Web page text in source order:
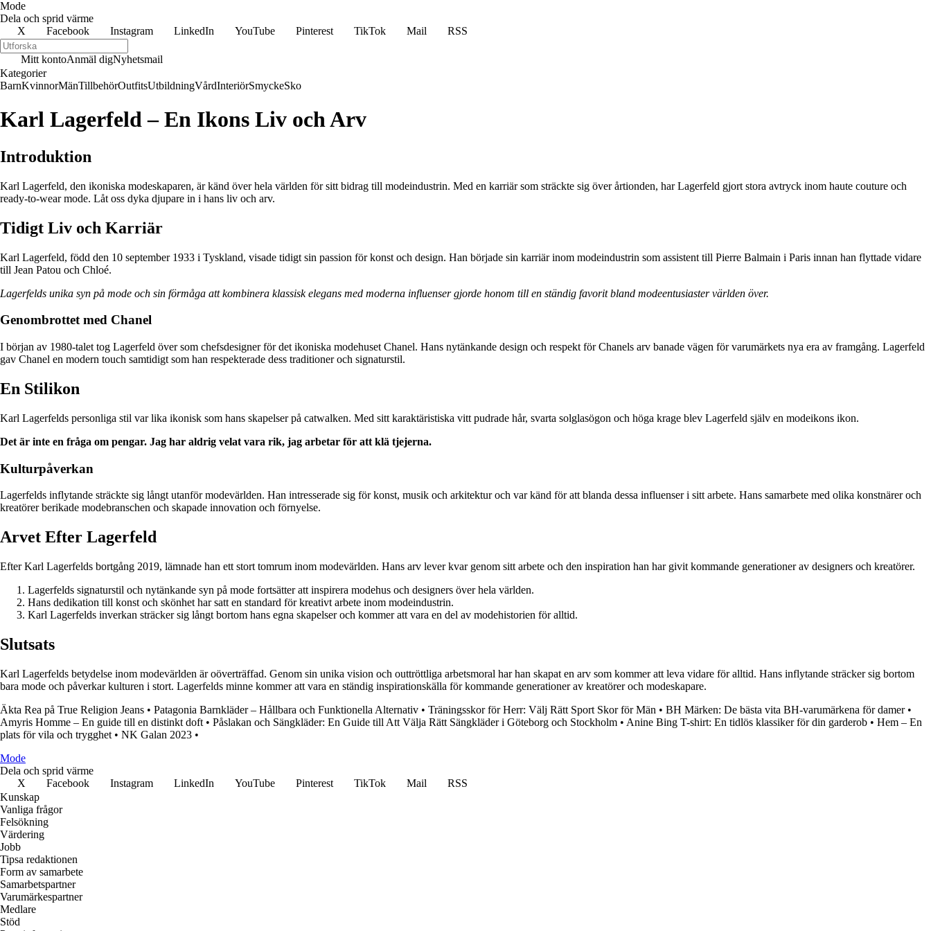
Mode
Dela och sprid värme
X
Facebook Instagram LinkedIn YouTube Pinterest TikTok Mail RSS
Mitt kontoAnmäl digNyhetsmail
Kategorier
BarnKvinnorMänTillbehörOutfitsUtbildningVårdInteriörSmyckeSko
Karl Lagerfeld – En Ikons Liv och Arv
Introduktion
Karl Lagerfeld, den ikoniska modeskaparen, är känd över hela världen för sitt bidrag till modeindustrin. Med en karriär som sträckte sig över årtionden, har Lagerfeld gjort stora avtryck inom haute couture och
ready-to-wear mode. Låt oss dyka djupare in i hans liv och arv.
Tidigt Liv och Karriär
Karl Lagerfeld, född den 10 september 1933 i Tyskland, visade tidigt sin passion för konst och design. Han började sin karriär inom modeindustrin som assistent till Pierre Balmain i Paris innan han flyttade vidare
till Jean Patou och Chloé.
Lagerfelds unika syn på mode och sin förmåga att kombinera klassisk elegans med moderna influenser gjorde honom till en ständig favorit bland modeentusiaster världen över.
Genombrottet med Chanel
I början av 1980-talet tog Lagerfeld över som chefsdesigner för det ikoniska modehuset Chanel. Hans nytänkande design och respekt för Chanels arv banade vägen för varumärkets nya era av framgång. Lagerfeld
gav Chanel en modern touch samtidigt som han respekterade dess traditioner och signaturstil.
En Stilikon
Karl Lagerfelds personliga stil var lika ikonisk som hans skapelser på catwalken. Med sitt karaktäristiska vitt pudrade hår, svarta solglasögon och höga krage blev Lagerfeld själv en modeikons ikon.
Det är inte en fråga om pengar. Jag har aldrig velat vara rik, jag arbetar för att klä tjejerna.
Kulturpåverkan
Lagerfelds inflytande sträckte sig långt utanför modevärlden. Han intresserade sig för konst, musik och arkitektur och var känd för att blanda dessa influenser i sitt arbete. Hans samarbete med olika konstnärer och
kreatörer berikade modebranschen och skapade innovation och förnyelse.
Arvet Efter Lagerfeld
Efter Karl Lagerfelds bortgång 2019, lämnade han ett stort tomrum inom modevärlden. Hans arv lever kvar genom sitt arbete och den inspiration han har givit kommande generationer av designers och kreatörer.
Lagerfelds signaturstil och nytänkande syn på mode fortsätter att inspirera modehus och designers över hela världen.
Hans dedikation till konst och skönhet har satt en standard för kreativt arbete inom modeindustrin.
Karl Lagerfelds inverkan sträcker sig långt bortom hans egna skapelser och kommer att vara en del av modehistorien för alltid.
Slutsats
Karl Lagerfelds betydelse inom modevärlden är oöverträffad. Genom sin unika vision och outtröttliga arbetsmoral har han skapat en arv som kommer att leva vidare för alltid. Hans inflytande sträcker sig bortom
bara mode och påverkar kulturen i stort. Lagerfelds minne kommer att vara en ständig inspirationskälla för kommande generationer av kreatörer och modeskapare.
Äkta Rea på True Religion Jeans • Patagonia Barnkläder – Hållbara och Funktionella Alternativ • Träningsskor för Herr: Välj Rätt Sport Skor för Män • BH Märken: De bästa vita BH-varumärkena för damer•
Amyris Homme – En guide till en distinkt doft • Påslakan och Sängkläder: En Guide till Att Välja Rätt Sängkläder i Göteborg och Stockholm • Anine Bing T-shirt: En tidlös klassiker för din garderob • Hem – En
plats för vila och trygghet • NK Galan 2023 •
Mode
Dela och sprid värme
X
Facebook Instagram LinkedIn YouTube Pinterest TikTok Mail
RSS
Kunskap
Vanliga frågor
Felsökning
Värdering
Jobb
Tipsa redaktionen
Form av samarbete
Samarbetspartner
Varumärkespartner
Medlare
Stöd